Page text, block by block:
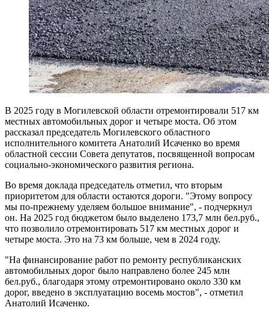
В 2025 году в Могилевской области отремонтировали 517 км
местных автомобильных дорог и четыре моста. Об этом
рассказал председатель Могилевского областного
исполнительного комитета Анатолий Исаченко во время
областной сессии Совета депутатов, посвященной вопросам
социально-экономического развития региона.
Во время доклада председатель отметил, что вторым
приоритетом для области остаются дороги. "Этому вопросу
мы по-прежнему уделяем большое внимание", - подчеркнул
он. На 2025 год бюджетом было выделено 173,7 млн бел.руб.,
что позволило отремонтировать 517 км местных дорог и
четыре моста. Это на 73 км больше, чем в 2024 году.
"На финансирование работ по ремонту республиканских
автомобильных дорог было направлено более 245 млн
бел.руб., благодаря этому отремонтировано около 330 км
дорог, введено в эксплуатацию восемь мостов", - отметил
Анатолий Исаченко.